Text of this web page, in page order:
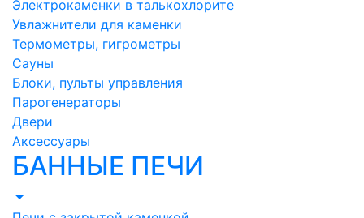
Электрокаменки в талькохлорите
Увлажнители для каменки
Термометры, гигрометры
Сауны
Блоки, пульты управления
Парогенераторы
Двери
Аксессуары
БАННЫЕ ПЕЧИ